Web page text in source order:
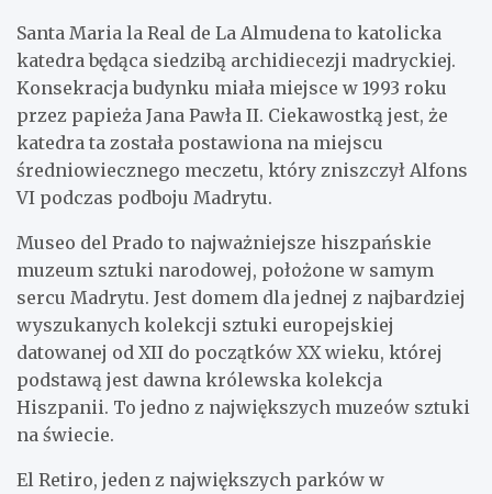
Santa Maria la Real de La Almudena to katolicka
katedra będąca siedzibą archidiecezji madryckiej.
Konsekracja budynku miała miejsce w 1993 roku
przez papieża Jana Pawła II. Ciekawostką jest, że
katedra ta została postawiona na miejscu
średniowiecznego meczetu, który zniszczył Alfons
VI podczas podboju Madrytu.
Museo del Prado to najważniejsze hiszpańskie
muzeum sztuki narodowej, położone w samym
sercu Madrytu. Jest domem dla jednej z najbardziej
wyszukanych kolekcji sztuki europejskiej
datowanej od XII do początków XX wieku, której
podstawą jest dawna królewska kolekcja
Hiszpanii. To jedno z największych muzeów sztuki
na świecie.
El Retiro, jeden z największych parków w